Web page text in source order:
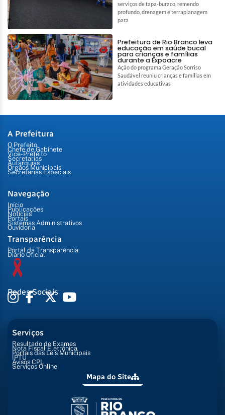
serviços de tapa-buraco, remendo
profundo, drenagem e terraplanagem
para
Prefeitura de Rio Branco leva
educação em saúde bucal
para crianças e famílias
durante a Expoacre
Ação do programa Geração Sorriso
Saudável reuniu crianças e famílias em
atividades educativas
A Prefeitura
O Prefeito
Chefe de Gabinete
Vice-Prefeito
Secretarias
Autarquias
Órgãos Municipais
Secretarias Especiais
Navegação
Início
Publicações
Notícias
Portais
Sistemas Administrativos
Ouvidoria
Transparência
Portal da Transparência
Diário Oficial
Redes Sociais
Serviços
Resultado de Exames
Nota Fiscal Eletrônica
Portais das Leis Municipais
IPTU
Avisos CPL
Serviços Online
Mapa do Site